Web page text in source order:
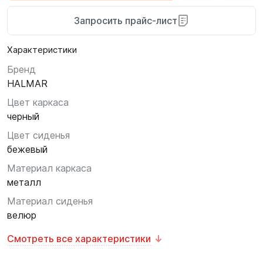
Характеристики
Бренд
HALMAR
Цвет каркаса
черный
Цвет сиденья
бежевый
Материал каркаса
металл
Материал сиденья
велюр
Смотреть все характеристики
Запросить прайс-лист